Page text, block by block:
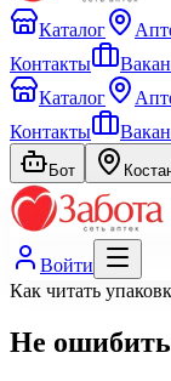
Каталог
Контакты
Каталог
Контакты
Бот
Войти
Как читать
Не